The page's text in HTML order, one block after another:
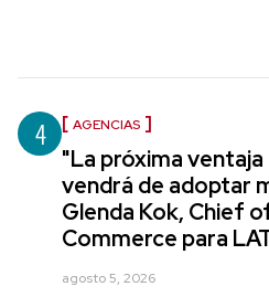
4 AGENCIAS
"La próxima
vendrá de adoptar
Glenda Kok, Chief
Commerce para
agosto 5, 2026